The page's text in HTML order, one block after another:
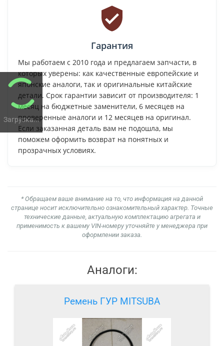
Загрузка...
Гарантия
Мы работаем с 2010 года и предлагаем запчасти, в
которых уверены: как качественные европейские и
японские аналоги, так и оригинальные китайские
детали. Срок гарантии зависит от производителя: 1
месяц на бюджетные заменители, 6 месяцев на
проверенные аналоги и 12 месяцев на оригинал.
Если заказанная деталь вам не подошла, мы
поможем оформить возврат на понятных и
прозрачных условиях.
* Обращаем ваше внимание на то, что информация на данной
странице носит исключительно ознакомительный характер. Точные
технические данные, актуальную комплектацию агрегата и
применимость к вашему VIN-номеру уточняйте у менеджера при
оформлении заказа.
Аналоги:
Ремень ГУР MITSUBA